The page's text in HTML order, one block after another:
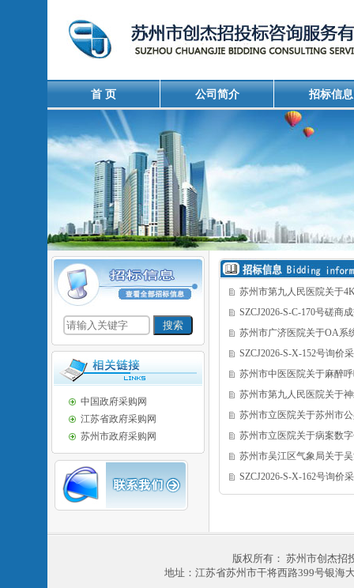
首 页 公司简介 招标信息
中国政府采购网
江苏省政府采购网
苏州市政府采购网
苏州市第九人民医院关于
SZCJ2026-S-C-170号磋商
苏州市广济医院关于OA系
SZCJ2026-S-X-152号询价
苏州市中医医院关于麻醉
苏州市第九人民医院关于
苏州市立医院关于苏州市
苏州市立医院关于病案数
苏州市吴江区气象局关于
SZCJ2026-S-X-162号询价
版权所有： 苏州市创杰
地址：江苏省苏州市干将西路399号银海